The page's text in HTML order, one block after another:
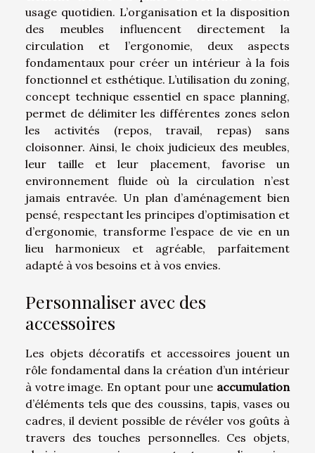
usage quotidien. L’organisation et la disposition
des meubles influencent directement la
circulation et l’ergonomie, deux aspects
fondamentaux pour créer un intérieur à la fois
fonctionnel et esthétique. L’utilisation du zoning,
concept technique essentiel en space planning,
permet de délimiter les différentes zones selon
les activités (repos, travail, repas) sans
cloisonner. Ainsi, le choix judicieux des meubles,
leur taille et leur placement, favorise un
environnement fluide où la circulation n’est
jamais entravée. Un plan d’aménagement bien
pensé, respectant les principes d’optimisation et
d’ergonomie, transforme l’espace de vie en un
lieu harmonieux et agréable, parfaitement
adapté à vos besoins et à vos envies.
Personnaliser avec des
accessoires
Les objets décoratifs et accessoires jouent un
rôle fondamental dans la création d’un intérieur
à votre image. En optant pour une accumulation
d’éléments tels que des coussins, tapis, vases ou
cadres, il devient possible de révéler vos goûts à
travers des touches personnelles. Ces objets,